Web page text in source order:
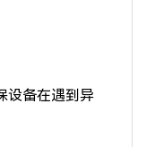
设备在遇到异